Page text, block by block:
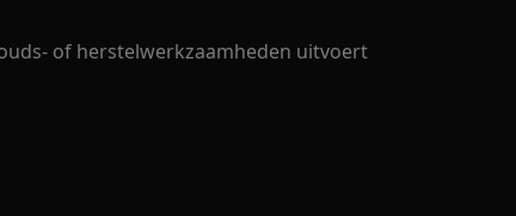
of herstelwerkzaamheden uitvoert